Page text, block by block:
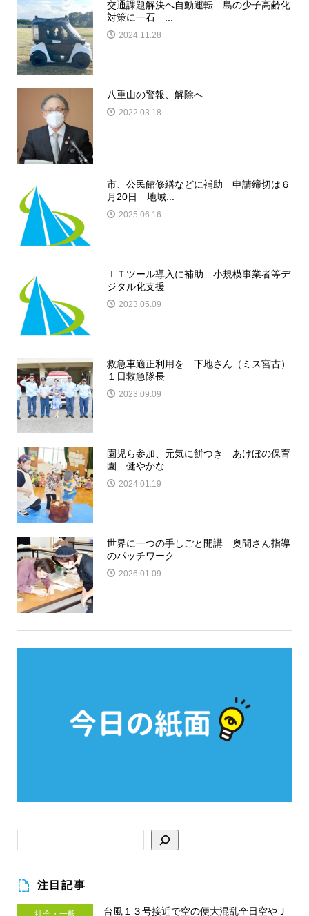
交通課題解決へ自動運転 島の少子高齢化
対策に一石 ...
2024.11.28
八重山の警報、解除へ
2022.03.18
市、公民館修繕などに補助 申請締切は６
月20日 地域...
2025.06.16
ＩＴツール導入に補助 小規模事業者等デ
ジタル化支援
2023.05.09
救急車適正利用を 下地さん（ミス宮古）
１日救急隊長
2023.09.09
園児ら参加、元気に餅つき あけぼの保育
園 健やかな...
2024.01.19
世界に一つの手しごと開講 奥間さん指導
のパッチワーク
2026.01.09
注目記事
社会・一般
台風１３号接近で空の便大混乱全日空やＪ